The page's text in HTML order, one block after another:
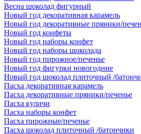
Весна шоколад фигурный
Новый год декоративная карамель
Новый год декоративные пряники/
Новый год конфеты
Новый год наборы конфет
Новый год наборы шоколада
Новый год пирожное/печенье
Новый год фигурки новогодние
Новый год шоколад плиточный /
Пасха декоративная карамель
Пасха декоративные пряники/печенье
Пасха куличи
Пасха наборы конфет
Пасха пирожные/печенье
Пасха шоколад плиточный /батончики